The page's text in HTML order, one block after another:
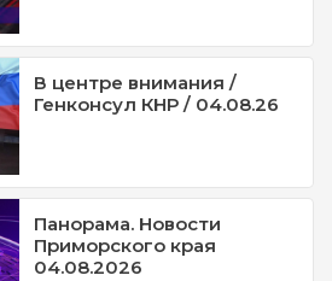
В центре внимания /
Генконсул КНР / 04.08.26
Панорама. Новости
Приморского края
04.08.2026